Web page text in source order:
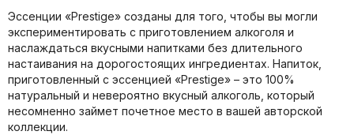
Эссенции «Prestige» созданы для того, чтобы вы могли
экспериментировать с приготовлением алкоголя и
наслаждаться вкусными напитками без длительного
настаивания на дорогостоящих ингредиентах. Напиток,
приготовленный с эссенцией «Prestige» – это 100%
натуральный и невероятно вкусный алкоголь, который
несомненно займет почетное место в вашей авторской
коллекции.